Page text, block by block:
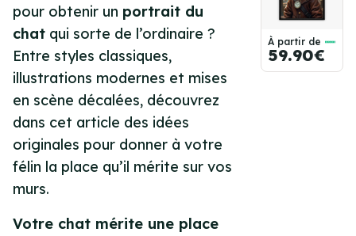
pour obtenir un portrait du
chat qui sorte de l’ordinaire ?
Entre styles classiques,
illustrations modernes et mises
en scène décalées, découvrez
dans cet article des idées
originales pour donner à votre
félin la place qu’il mérite sur vos
murs.
Votre chat mérite une place
À partir de
59.90€